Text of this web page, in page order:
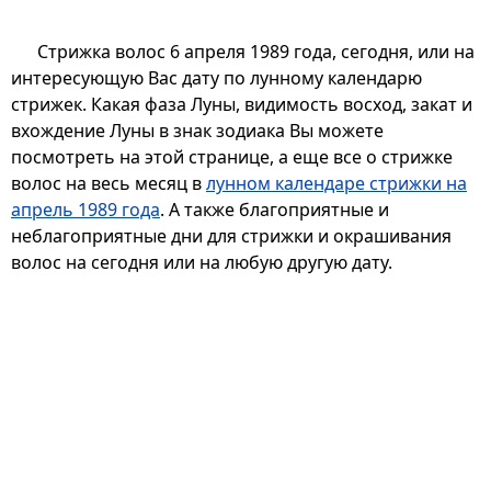
Стрижка волос 6 апреля 1989 года, сегодня, или на
интересующую Вас дату по лунному календарю
стрижек. Какая фаза Луны, видимость восход, закат и
вхождение Луны в знак зодиака Вы можете
посмотреть на этой странице, а еще все о стрижке
волос на весь месяц влунном календаре стрижки на
апрель 1989 года. А также благоприятные и
неблагоприятные дни для стрижки и окрашивания
волос на сегодня или на любую другую дату.